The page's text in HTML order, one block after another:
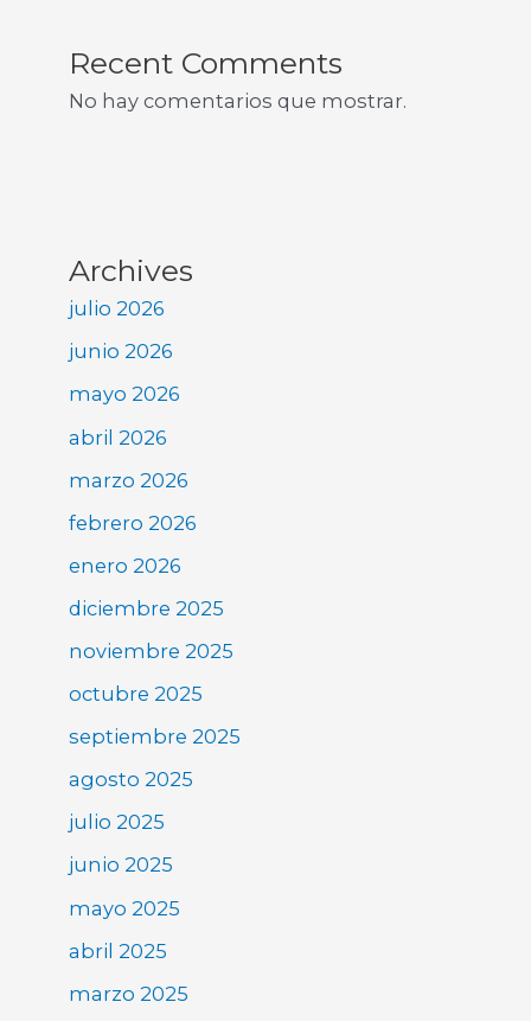
Recent Comments
No hay comentarios que mostrar.
Archives
julio 2026
junio 2026
mayo 2026
abril 2026
marzo 2026
febrero 2026
enero 2026
diciembre 2025
noviembre 2025
octubre 2025
septiembre 2025
agosto 2025
julio 2025
junio 2025
mayo 2025
abril 2025
marzo 2025